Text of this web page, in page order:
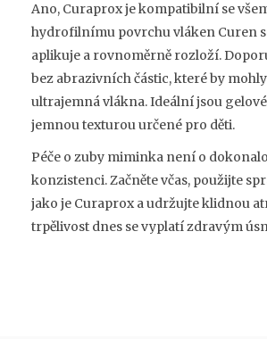
Ano, Curaprox je kompatibilní se
hydrofilnímu povrchu vláken Curen
aplikuje a rovnoměrně rozloží.
bez abrazivních částic, které by
ultrajemná vlákna. Ideální jsou
jemnou texturou určené pro děti.
Péče o zuby miminka není o
konzistenci. Začněte včas, použijte
jako je Curaprox a udržujte klidnou
trpělivost dnes se vyplatí zdravým